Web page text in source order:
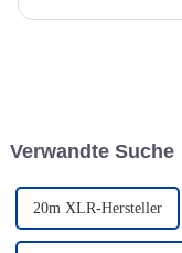
Verwandte Suche
20m XLR-Hersteller